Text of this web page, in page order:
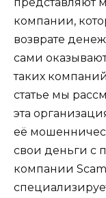
компании,
возврате
сами
таких
статье мы
эта
её
свои деньги с
компании